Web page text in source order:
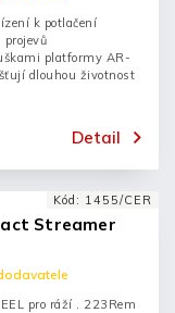
Detail
k potlačení
platformy AR-
dlouhou životnost
Streamer
pro ráží . 223Rem
Kód: 1455/CER